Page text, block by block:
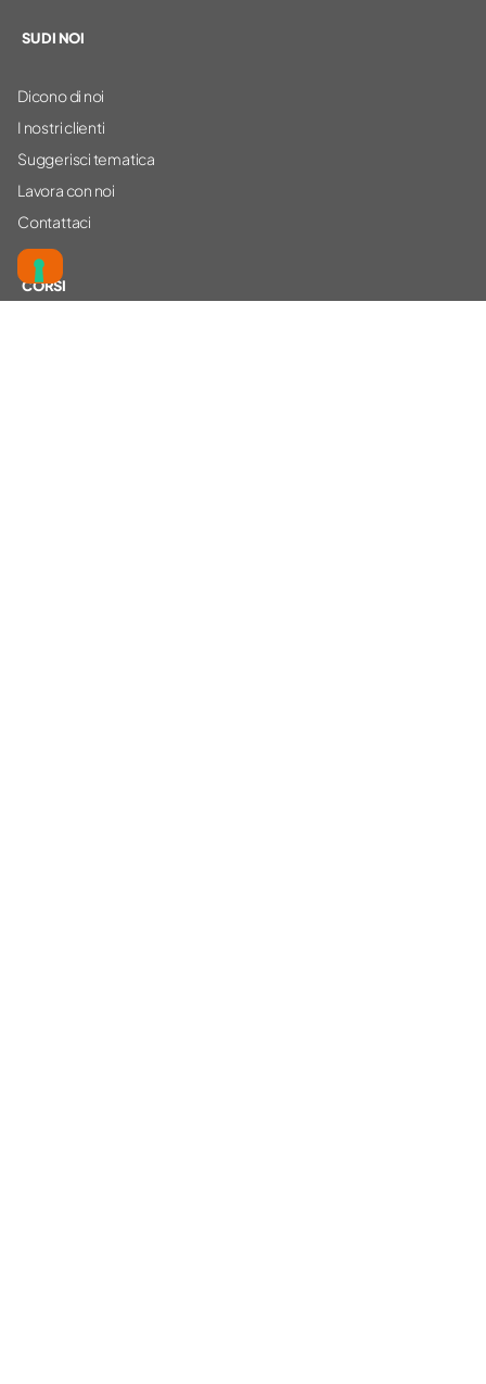
SU DI NOI
Dicono di noi
I nostri clienti
Suggerisci tematica
Lavora con noi
Contattaci
CORSI